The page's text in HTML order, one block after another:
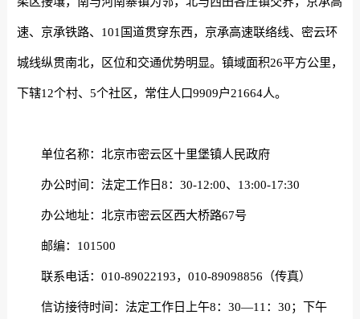
速、京承铁路、101国道贯穿东西，京承高速联络线、密云环
城线纵贯南北，区位和交通优势明显。镇域面积26平方公里，
下辖12个村、5个社区，常住人口9909户21664人。
单位名称：北京市密云区十里堡镇人民政府
办公时间：法定工作日8：30-12:00、13:00-17:30
办公地址：北京市密云区西大桥路67号
邮编：101500
联系电话：010-89022193，010-89098856（传真）
信访接待时间：法定工作日上午8：30—11：30；下午